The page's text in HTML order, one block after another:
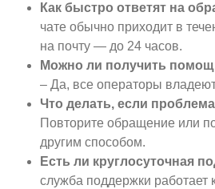
Как быстро ответят на
чате обычно приходит в
на почту — до 24 часов.
Можно ли получить
– Да, все операторы
Что делать, если
Повторите обращение или
другим способом.
Есть ли круглосуточная
служба поддержки работает